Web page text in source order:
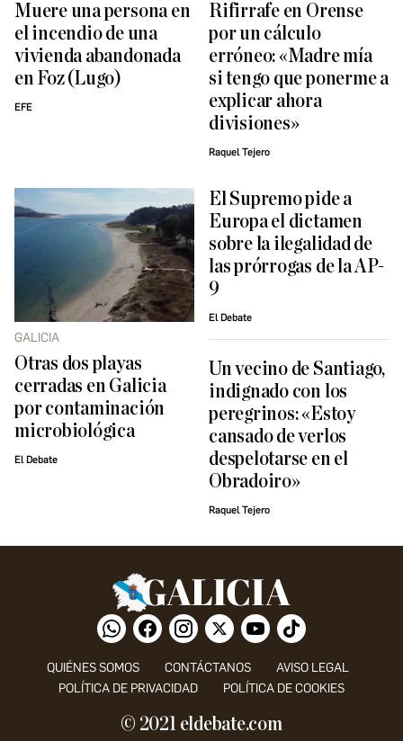
Muere una persona en
el incendio de una
vivienda abandonada
en Foz (Lugo)
EFE
Rifirrafe en Orense
por un cálculo
erróneo: «Madre mía
si tengo que ponerme a
explicar ahora
divisiones»
Raquel Tejero
GALICIA
Otras dos playas
cerradas en Galicia
por contaminación
microbiológica
El Debate
El Supremo pide a
Europa el dictamen
sobre la ilegalidad de
las prórrogas de la AP-
9
El Debate
Un vecino de Santiago,
indignado con los
peregrinos: «Estoy
cansado de verlos
despelotarse en el
Obradoiro»
Raquel Tejero
QUIÉNES SOMOS CONTÁCTANOS
AVISO LEGAL
POLÍTICA DE PRIVACIDAD
POLÍTICA DE COOKIES
© 2021 eldebate.com